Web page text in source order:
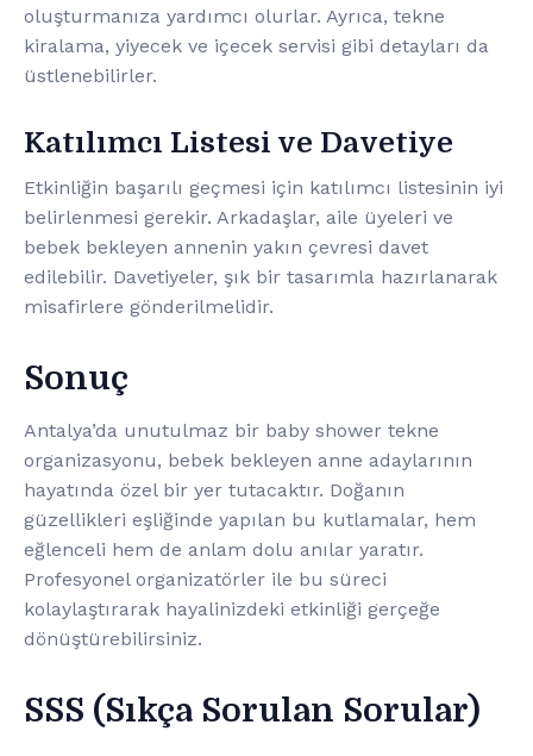
oluşturmanıza yardımcı olurlar. Ayrıca, tekne
kiralama, yiyecek ve içecek servisi gibi detayları da
üstlenebilirler.
Katılımcı Listesi ve Davetiye
Etkinliğin başarılı geçmesi için katılımcı listesinin iyi
belirlenmesi gerekir. Arkadaşlar, aile üyeleri ve
bebek bekleyen annenin yakın çevresi davet
edilebilir. Davetiyeler, şık bir tasarımla hazırlanarak
misafirlere gönderilmelidir.
Sonuç
Antalya’da unutulmaz bir baby shower tekne
organizasyonu, bebek bekleyen anne adaylarının
hayatında özel bir yer tutacaktır. Doğanın
güzellikleri eşliğinde yapılan bu kutlamalar, hem
eğlenceli hem de anlam dolu anılar yaratır.
Profesyonel organizatörler ile bu süreci
kolaylaştırarak hayalinizdeki etkinliği gerçeğe
dönüştürebilirsiniz.
SSS (Sıkça Sorulan Sorular)